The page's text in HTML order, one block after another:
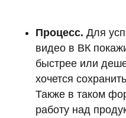
Процесс. Для
видео в ВК
быстрее или
хочется
Также в таком
работу над